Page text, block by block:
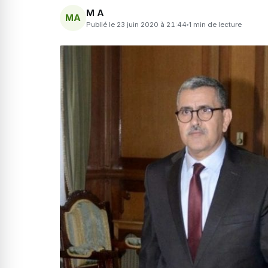
MA M A
Publié le 23 juin 2020 à 21:44 1 min de lecture